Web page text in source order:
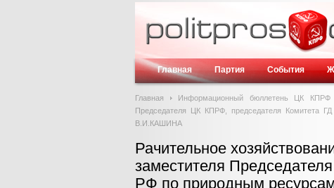
Главная Партия События
Главная Информационный бюллетень ЦК КПРФ
Председателя ЦК КПРФ, председателя Комитета
В.И.КАШИНА
Рачительное
заместителя
РФ по природным